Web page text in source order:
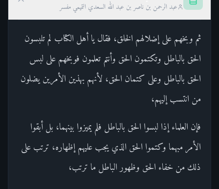
عبد الرحمن بن ناصر بن عبد الله السعدي التميمي مفسر
ثم وبخهم على إضلالهم الخلق، فقال يا أهل الكتاب لم تلبسون
الحق بالباطل وتكتمون الحق وأنتم تعلمون فوبخهم على لبس
الحق بالباطل وعلى كتمان الحق، لأنهم بهذين الأمرين يضلون
من انتسب إليهم،
فإن العلماء إذا لبسوا الحق بالباطل فلم يميزوا بينهما، بل أبقوا
الأمر مبهما وكتموا الحق الذي يجب عليهم إظهاره، ترتب على
ذلك من خفاء الحق وظهور الباطل ما ترتب،